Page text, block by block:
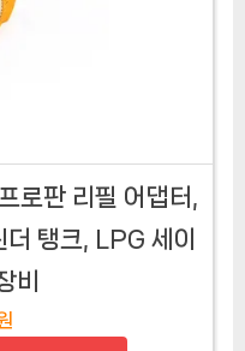
로판 리필 어댑터,
탱크, LPG 세이
비